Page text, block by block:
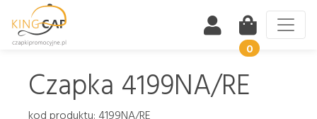
0
Czapka 4199NA/RE
kod produktu: 4199NA/RE